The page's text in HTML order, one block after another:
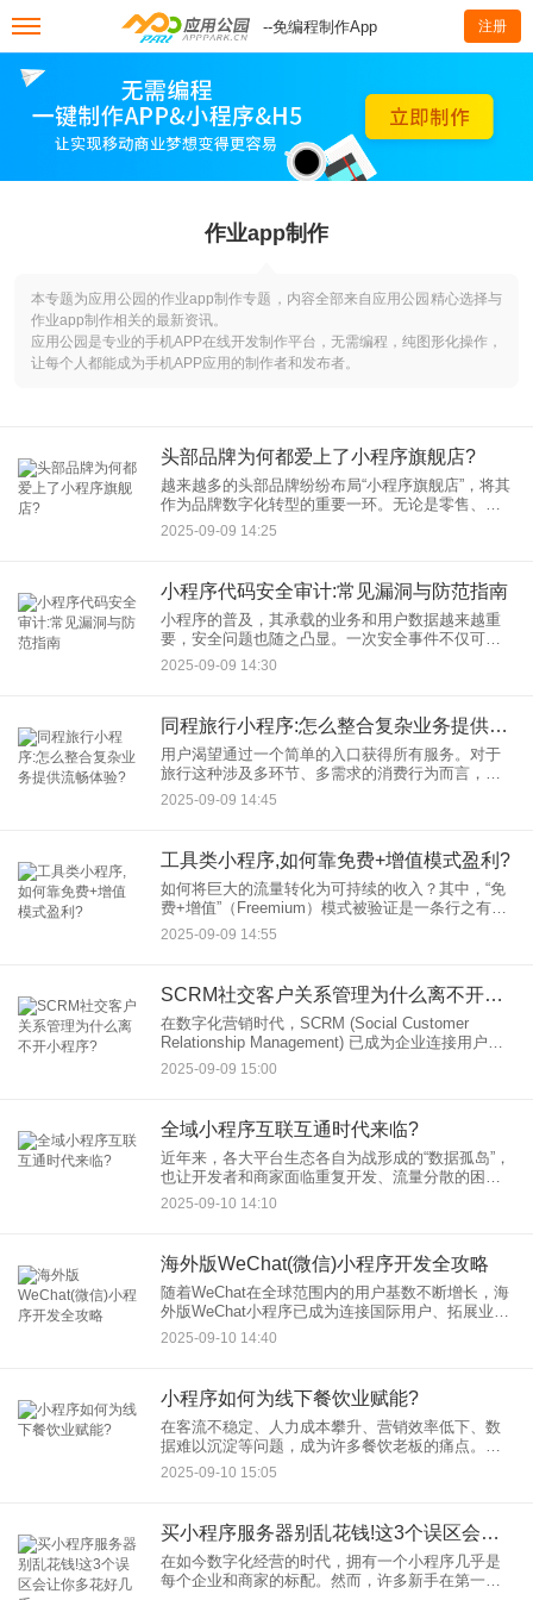
--免编程制作App 注册
作业app制作
本专题为应用公园的作业app制作专题，内容全部来自应用公园精心选择与
作业app制作相关的最新资讯。
应用公园是专业的手机APP在线开发制作平台，无需编程，纯图形化操作，
让每个人都能成为手机APP应用的制作者和发布者。
头部品牌为何都爱上了小程序旗舰店?
越来越多的头部品牌纷纷布局“小程序旗舰店”，将其
作为品牌数字化转型的重要一环。无论是零售、时
尚、美妆还是餐饮行业，品牌小程序正逐渐成为连
接用户、提升体验和增强销量的核心工具。那么，
2025-09-09 14:25
小程序代码安全审计:常见漏洞与防范指南
小程序的普及，其承载的业务和用户数据越来越重
要，安全问题也随之凸显。一次安全事件不仅可能
导致用户数据泄露，还会严重损害品牌声誉。因
此，对小程序代码进行全面的小程序代码安全审
2025-09-09 14:30
同程旅行小程序:怎么整合复杂业务提供流畅体验?
用户渴望通过一个简单的入口获得所有服务。对于
旅行这种涉及多环节、多需求的消费行为而言，体
验的流畅度至关重要。同程旅行小程序作为行业的
佼佼者，成功地将极其复杂的业务线整合进一个轻
2025-09-09 14:45
工具类小程序,如何靠免费+增值模式盈利?
如何将巨大的流量转化为可持续的收入？其中，“免
费+增值”（Freemium）模式被验证是一条行之有效
的路径。本文将深入探讨这种流行的小程序盈利模
式，看工具类小程序如何借此实现商业成功。
2025-09-09 14:55
SCRM社交客户关系管理为什么离不开小程序?
在数字化营销时代，SCRM (Social Customer
Relationship Management) 已成为企业连接用户、
管理客户关系并驱动增长的核心战略。而在这场以
社交为核心的变革中，小程
2025-09-09 15:00
全域小程序互联互通时代来临?
近年来，各大平台生态各自为战形成的“数据孤岛”，
也让开发者和商家面临重复开发、流量分散的困
境。在此背景下，“全域小程序”与“小程序互联互
通”的概念应运而生，并逐渐成为行业发展的新焦
2025-09-10 14:10
海外版WeChat(微信)小程序开发全攻略
随着WeChat在全球范围内的用户基数不断增长，海
外版WeChat小程序已成为连接国际用户、拓展业务
的重要渠道。无论是本地商家、跨国企业还是独立
开发者，掌握海外版WeChat小程序的开发流程都至
2025-09-10 14:40
小程序如何为线下餐饮业赋能?
在客流不稳定、人力成本攀升、营销效率低下、数
据难以沉淀等问题，成为许多餐饮老板的痛点。
而“餐饮小程序”的出现，以其轻便、易用、强连接的
特性，正成为破解这些难题、为传统餐饮业深度赋
2025-09-10 15:05
买小程序服务器别乱花钱!这3个误区会让你多花好几千
在如今数字化经营的时代，拥有一个小程序几乎是
每个企业和商家的标配。然而，许多新手在第一步